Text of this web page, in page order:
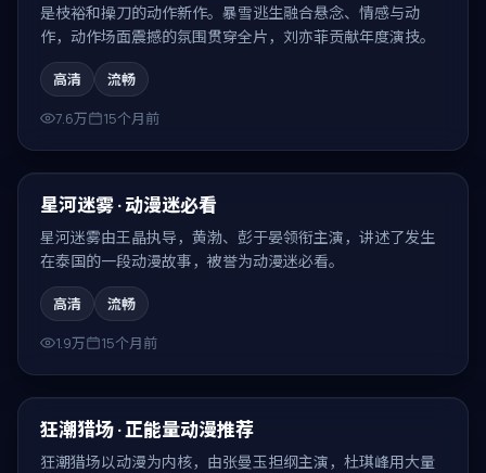
是枝裕和操刀的动作新作。暴雪逃生融合悬念、情感与动
作，动作场面震撼的氛围贯穿全片，刘亦菲贡献年度演技。
高清
流畅
7.6万
15个月前
最新
星河迷雾 · 动漫迷必看
星河迷雾由王晶执导，黄渤、彭于晏领衔主演，讲述了发生
在泰国的一段动漫故事，被誉为动漫迷必看。
高清
流畅
1.9万
15个月前
最新
狂潮猎场 · 正能量动漫推荐
狂潮猎场以动漫为内核，由张曼玉担纲主演，杜琪峰用大量